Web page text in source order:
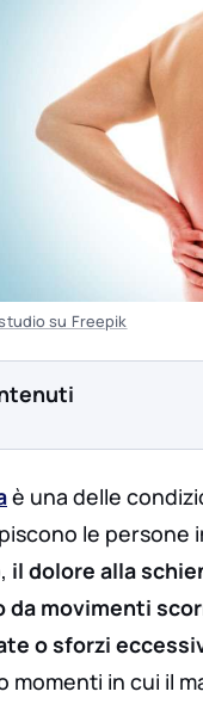
su Freepik
è una delle
le persone
il dolore alla
da movimenti
o sforzi
momenti in cui il